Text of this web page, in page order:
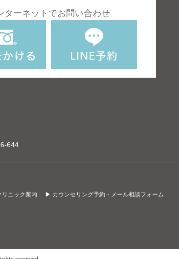
ターネットでお問い合わせ
644
ニック案内
▶ カウンセリング予約・メール相談フォーム